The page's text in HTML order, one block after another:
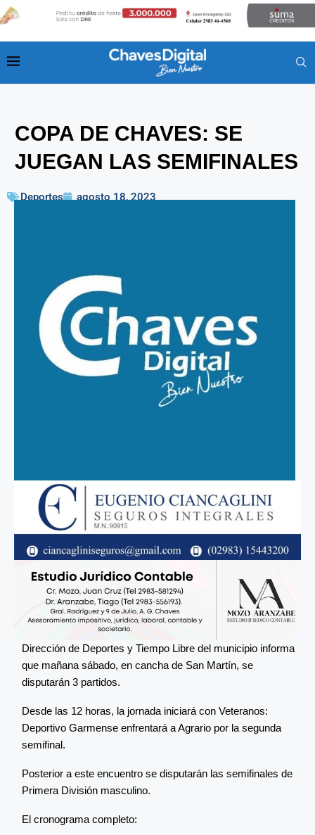
COPA DE CHAVES: SE
JUEGAN LAS SEMIFINALES
Deportes agosto 18, 2023
Dirección de Deportes y Tiempo Libre del municipio informa
que mañana sábado, en cancha de San Martín, se
disputarán 3 partidos.
Desde las 12 horas, la jornada iniciará con Veteranos:
Deportivo Garmense enfrentará a Agrario por la segunda
semifinal.
Posterior a este encuentro se disputarán las semifinales de
Primera División masculino.
El cronograma completo: